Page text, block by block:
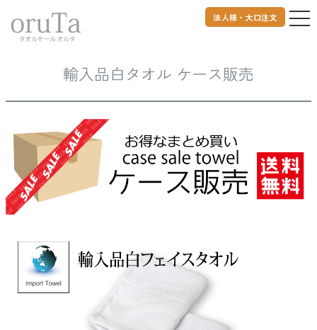
法人様・大口注文
トップページ 輸入品白タオル ケース販売
輸入品白タオル ケース販売